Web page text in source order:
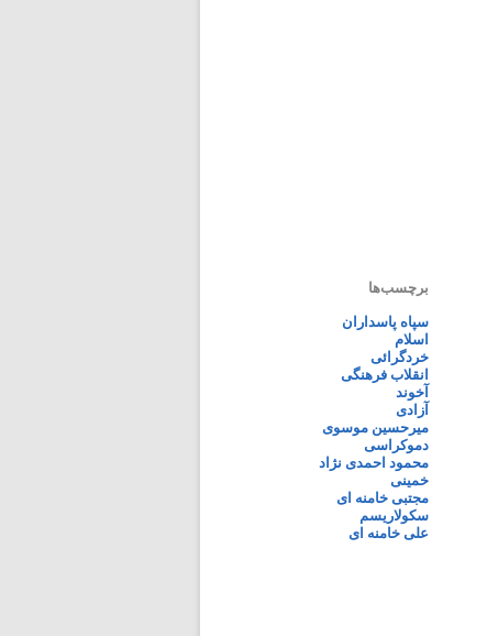
برچسب‌ها
سپاه پاسداران
اسلام
خردگرائی
انقلاب فرهنگی
آخوند
آزادی
میرحسین موسوی
دموکراسی
محمود احمدی نژاد
خمینی
مجتبی خامنه ای
سکولاریسم
علی خامنه ای